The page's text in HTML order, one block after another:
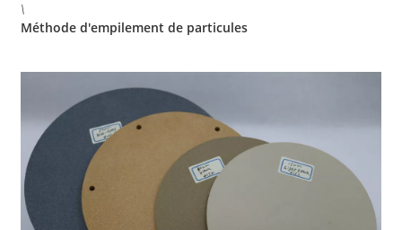
\
Méthode d'empilement de particules